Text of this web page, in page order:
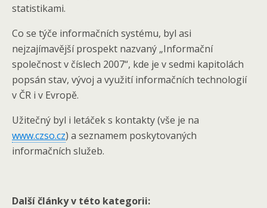
statistikami.
Co se týče informačních systému, byl asi
nejzajímavější prospekt nazvaný „Informační
společnost v číslech 2007“, kde je v sedmi kapitolách
popsán stav, vývoj a využití informačních technologií
v ČR i v Evropě.
Užitečný byl i letáček s kontakty (vše je na
www.czso.cz) a seznamem poskytovaných
informačních služeb.
Další články v této kategorii: